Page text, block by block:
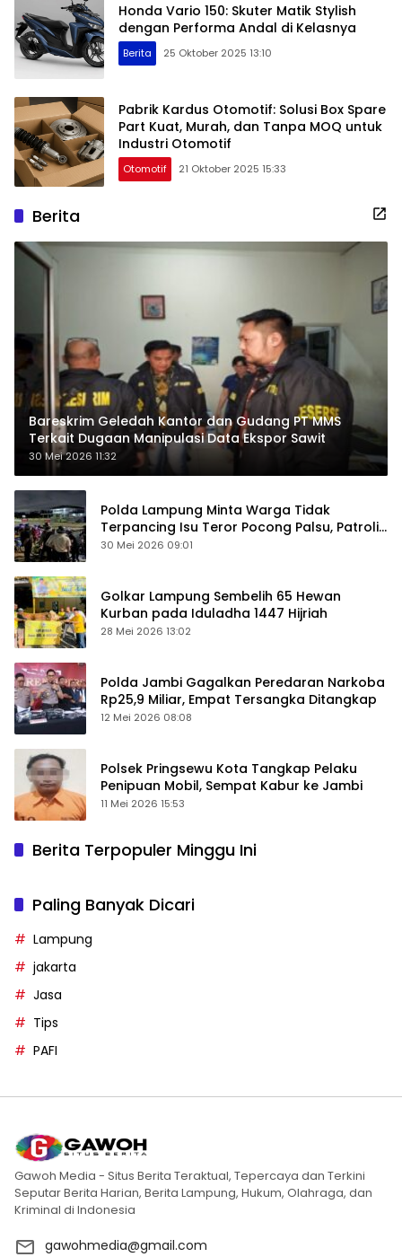
Honda Vario 150: Skuter Matik Stylish
dengan Performa Andal di Kelasnya
Berita 25 Oktober 2025 13:10
Pabrik Kardus Otomotif: Solusi Box Spare
Part Kuat, Murah, dan Tanpa MOQ untuk
Industri Otomotif
Otomotif 21 Oktober 2025 15:33
Berita
Bareskrim Geledah Kantor dan Gudang PT MMS
Terkait Dugaan Manipulasi Data Ekspor Sawit
30 Mei 2026 11:32
Polda Lampung Minta Warga Tidak
Terpancing Isu Teror Pocong Palsu, Patroli
Keamanan Ditingkatkan
30 Mei 2026 09:01
Golkar Lampung Sembelih 65 Hewan
Kurban pada Iduladha 1447 Hijriah
28 Mei 2026 13:02
Polda Jambi Gagalkan Peredaran Narkoba
Rp25,9 Miliar, Empat Tersangka Ditangkap
12 Mei 2026 08:08
Polsek Pringsewu Kota Tangkap Pelaku
Penipuan Mobil, Sempat Kabur ke Jambi
11 Mei 2026 15:53
Berita Terpopuler Minggu Ini
Paling Banyak Dicari
Lampung
jakarta
Jasa
Tips
PAFI
Gawoh Media - Situs Berita Teraktual, Tepercaya dan Terkini
Seputar Berita Harian, Berita Lampung, Hukum, Olahraga, dan
Kriminal di Indonesia
gawohmedia@gmail.com